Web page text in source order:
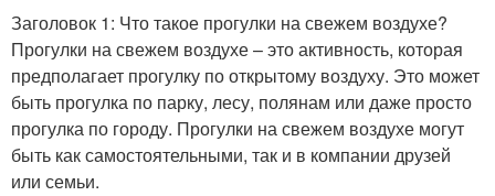
Заголовок 1: Что такое прогулки на свежем воздухе?
Прогулки на свежем воздухе – это активность, которая
предполагает прогулку по открытому воздуху. Это может
быть прогулка по парку, лесу, полянам или даже просто
прогулка по городу. Прогулки на свежем воздухе могут
быть как самостоятельными, так и в компании друзей
или семьи.